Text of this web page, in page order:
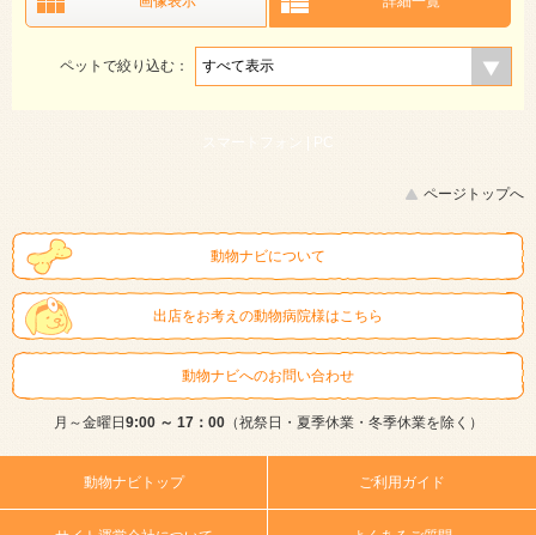
ペットで絞り込む：
スマートフォン | PC
ページトップへ
動物ナビについて
出店をお考えの動物病院様はこちら
動物ナビへのお問い合わせ
月～金曜日9:00 ～ 17：00（祝祭日・夏季休業・冬季休業を除く）
動物ナビトップ ご利用ガイド